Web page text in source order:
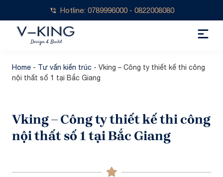
Hotline: 0789996000 - 0822008080
Home - Tư vấn kiến trúc - Vking – Công ty thiết kế thi công
nội thất số 1 tại Bắc Giang
Vking – Công ty thiết kế thi công
nội thất số 1 tại Bắc Giang